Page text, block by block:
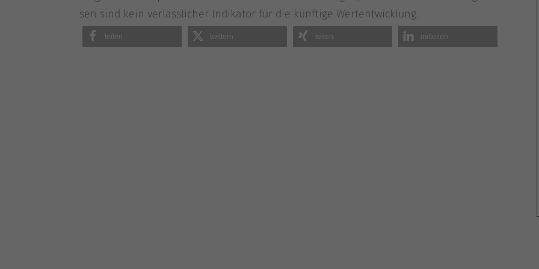
sen sind kein ver­läss­li­cher Indi­ka­tor für die künf­ti­ge Wertentwicklung.
tei­len twit­tern tei­len mit­tei­len
Inhalte von Videoplattformen und Social-Media-Plattformen werden standardmäßig
blockiert. Wenn Cookies von externen Medien akzeptiert werden, bedarf der Zugriff
Cookie-Informationen anzeigen